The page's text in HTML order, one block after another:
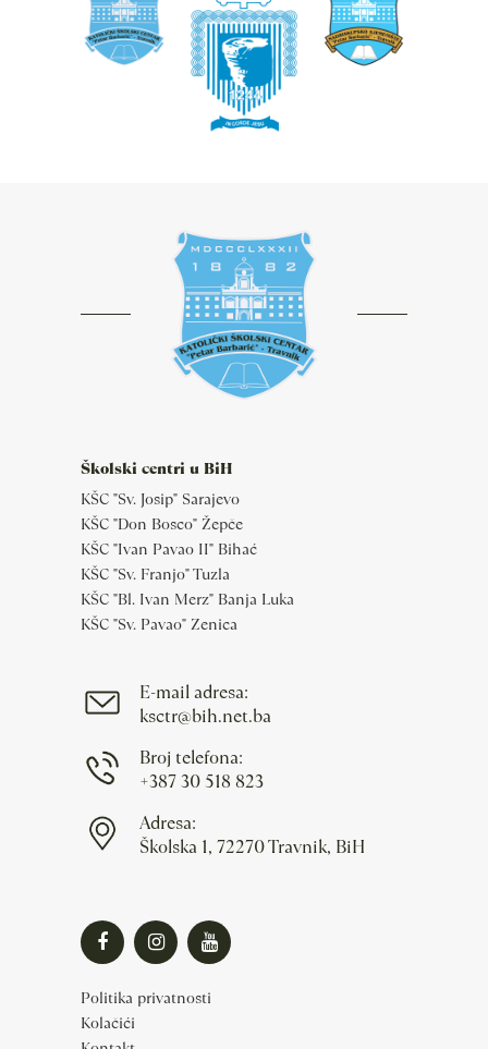
Školski centri u BiH
KŠC "Sv. Josip" Sarajevo
KŠC "Don Bosco" Žepče
KŠC "Ivan Pavao II" Bihać
KŠC "Sv. Franjo" Tuzla
KŠC "Bl. Ivan Merz" Banja Luka
KŠC "Sv. Pavao" Zenica
E-mail adresa:
ksctr@bih.net.ba
Broj telefona:
+387 30 518 823
Adresa:
Školska 1, 72270 Travnik, BiH
Politika privatnosti
Kolačići